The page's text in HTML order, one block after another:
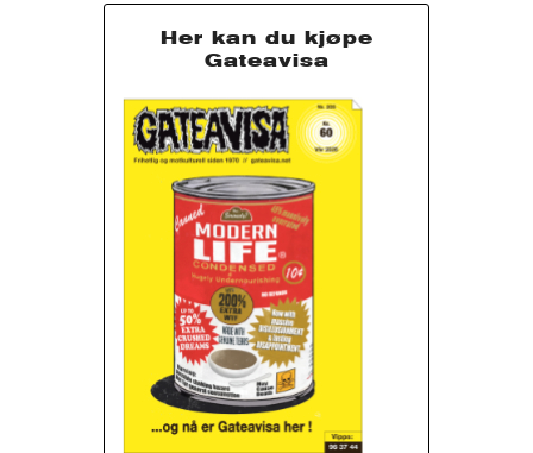
Her kan du kjøpe
Gateavisa